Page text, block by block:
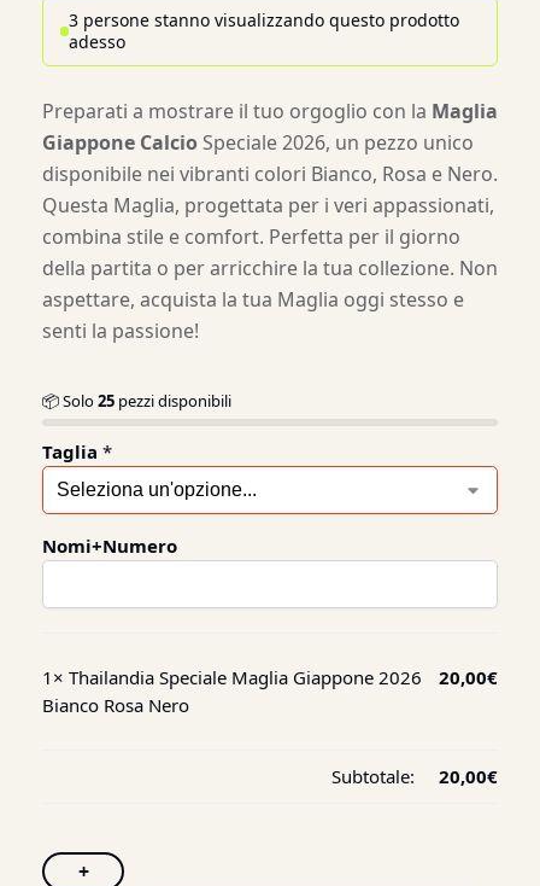
3 persone stanno visualizzando questo prodotto
adesso
Preparati a mostrare il tuo orgoglio con la Maglia
Giappone CalcioSpeciale 2026, un pezzo unico
disponibile nei vibranti colori Bianco, Rosa e Nero.
Questa Maglia, progettata per i veri appassionati,
combina stile e comfort. Perfetta per il giorno
della partita o per arricchire la tua collezione. Non
aspettare, acquista la tua Maglia oggi stesso e
senti la passione!
📦 Solo25 pezzi disponibili
Taglia *
Nomi+Numero
1× Thailandia Speciale Maglia Giappone 2026
Bianco Rosa Nero
20,00€
Subtotale: 20,00€
+